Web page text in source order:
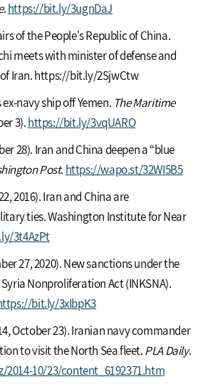
.https://bit.ly/3ugnDaJ
of the People's Republic of China.
meets with minister of defense and
Iran. https://bit.ly/2SjwCtw
navy ship off Yemen. The Maritime
3).https://bit.ly/3vqUARO
28). Iran and China deepen a “blue
Post. https://wapo.st/32WI5B5
2016). Iran and China are
ties. Washington Institute for Near
3t4AzPt
27, 2020). New sanctions under the
Nonproliferation Act (INKSNA).
bit.ly/3xIbpK3
October 23). Iranian navy commander
to visit the North Sea fleet.PLA Daily.
10/23/content_6192371.htm